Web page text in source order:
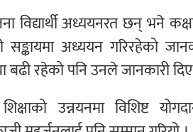
विद्यार्थी अध्ययनरत छन् भने
अध्ययन गरिरहेको
बढी रहेको पनि उनले जानकारी
उन्नयनमा विशिष्ट